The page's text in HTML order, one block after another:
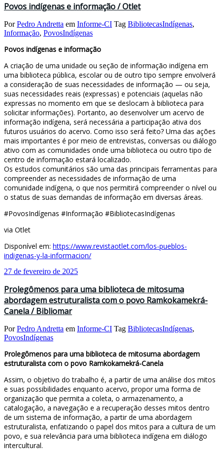
Povos indígenas e informação / Otlet
PorPedro Andretta em Informe-CI Tag BibliotecasIndígenas,
Informação, PovosIndígenas
Povos indígenas e informação
A criação de uma unidade ou seção de informação indígena em
uma biblioteca pública, escolar ou de outro tipo sempre envolverá
a consideração de suas necessidades de informação — ou seja,
suas necessidades reais (expressas) e potenciais (aquelas não
expressas no momento em que se deslocam à biblioteca para
solicitar informações). Portanto, ao desenvolver um acervo de
informação indígena, será necessária a participação ativa dos
futuros usuários do acervo. Como isso será feito? Uma das ações
mais importantes é por meio de entrevistas, conversas ou diálogo
ativo com as comunidades onde uma biblioteca ou outro tipo de
centro de informação estará localizado.
Os estudos comunitários são uma das principais ferramentas para
compreender as necessidades de informação de uma
comunidade indígena, o que nos permitirá compreender o nível ou
o status de suas demandas de informação em diversas áreas.
#PovosIndígenas #Informação #BibliotecasIndígenas
via Otlet
Disponível em: https://www.revistaotlet.com/los-pueblos-
indigenas-y-la-informacion/
27 de fevereiro de 2025
Prolegômenos para uma biblioteca de mitosuma
abordagem estruturalista com o povo Ramkokamekrá-
Canela / Bibliomar
PorPedro Andretta em Informe-CI Tag BibliotecasIndígenas,
PovosIndígenas
Prolegômenos para uma biblioteca de mitosuma abordagem
estruturalista com o povo Ramkokamekrá-Canela
Assim, o objetivo do trabalho é, a partir de uma análise dos mitos
e suas possibilidades enquanto acervo, propor uma forma de
organização que permita a coleta, o armazenamento, a
catalogação, a navegação e a recuperação desses mitos dentro
de um sistema de informação, a partir de uma abordagem
estruturalista, enfatizando o papel dos mitos para a cultura de um
povo, e sua relevância para uma biblioteca indígena em diálogo
intercultural.